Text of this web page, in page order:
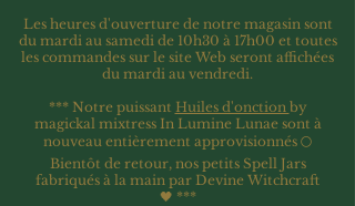
Les heures d'ouverture de notre magasin sont
du mardi au samedi de 10h30 à 17h00 et toutes
les commandes sur le site Web seront affichées
du mardi au vendredi.
*** Notre puissant Huiles d'onction by
magickal mixtress In Lumine Lunae sont à
nouveau entièrement approvisionnés 🌕
Bientôt de retour, nos petits Spell Jars
fabriqués à la main par Devine Witchcraft
🖤 ***